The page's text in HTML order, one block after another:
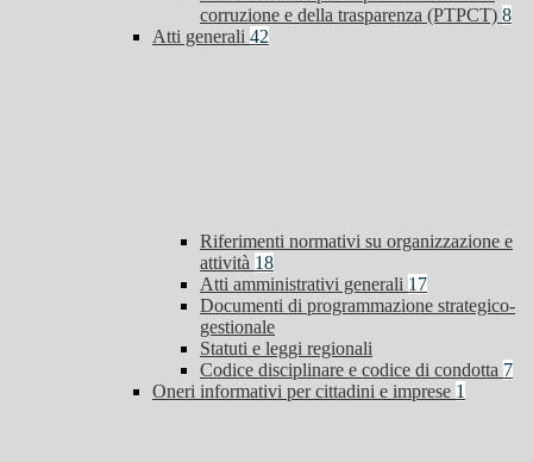
corruzione e della trasparenza (PTPCT) 8
Atti generali 42
Riferimenti normativi su organizzazione e
attività 18
Atti amministrativi generali 17
Documenti di programmazione strategico-
gestionale
Statuti e leggi regionali
Codice disciplinare e codice di condotta 7
Oneri informativi per cittadini e imprese 1